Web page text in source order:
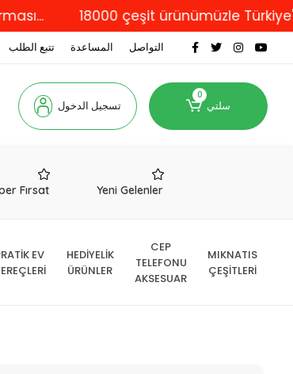
18000 çeşit ürünümüzle Türkiye'nin
تتبع الطلب المساعدة التواصل
تسجيل الدخول
0
سلتي
Fırsat Yeni Gelenler
EV
HEDİYELİK
ÜRÜNLER
CEP
TELEFONU
AKSESUAR
MIKNATIS
ÇEŞİTLERİ